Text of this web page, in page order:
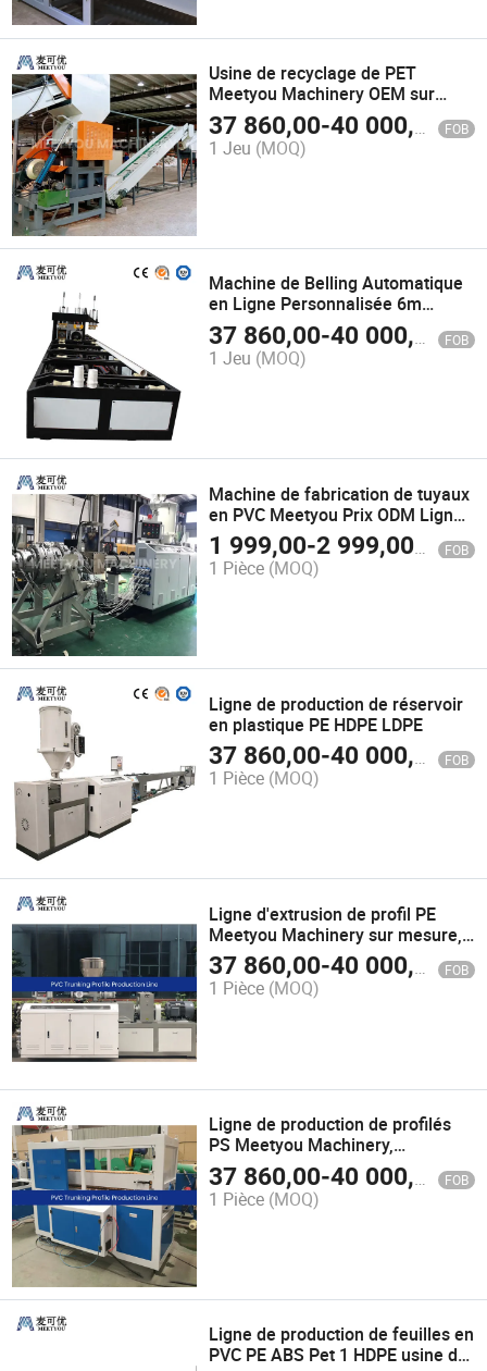
Usine de recyclage de PET
Meetyou Machinery OEM sur
mesure Chine ligne de lavage de
matériau doux à déshydrater Flm
avec régulation de vitesse
37 860,00-40 000,00 FOB
1 Jeu (MOQ)
Machine de Belling Automatique
en Ligne Personnalisée 6m
Machine de Belling Automatique
110mm Machine de Belling pour
Tuyau Corrugué en PE
37 860,00-40 000,00 FOB
1 Jeu (MOQ)
Machine de fabrication de tuyaux
en PVC Meetyou Prix ODM Ligne
de production d'extrusion de PVC
Pert Fabricants Chine Machine de
fabrication de tuyaux HDPE
1 999,00-2 999,00$US
FOB
1 Pièce (MOQ)
Ligne de production de réservoir
en plastique PE HDPE LDPE
37 860,00-40 000,00 FOB
1 Pièce (MOQ)
Ligne d'extrusion de profil PE
Meetyou Machinery sur mesure,
fabricants de lignes de
production WPC en PVC à grande
capacité en Chine, configurez un
37 860,00-40 000,00 FOB
1 Pièce (MOQ)
Ligne de production de profilés
PS Meetyou Machinery,
fabrication sur mesure en Chine
de lignes d'extrusion de goulottes
en PVC, entretien simple
37 860,00-40 000,00 FOB
1 Pièce (MOQ)
Ligne de production de feuilles en
PVC PE ABS Pet 1 HDPE usine de